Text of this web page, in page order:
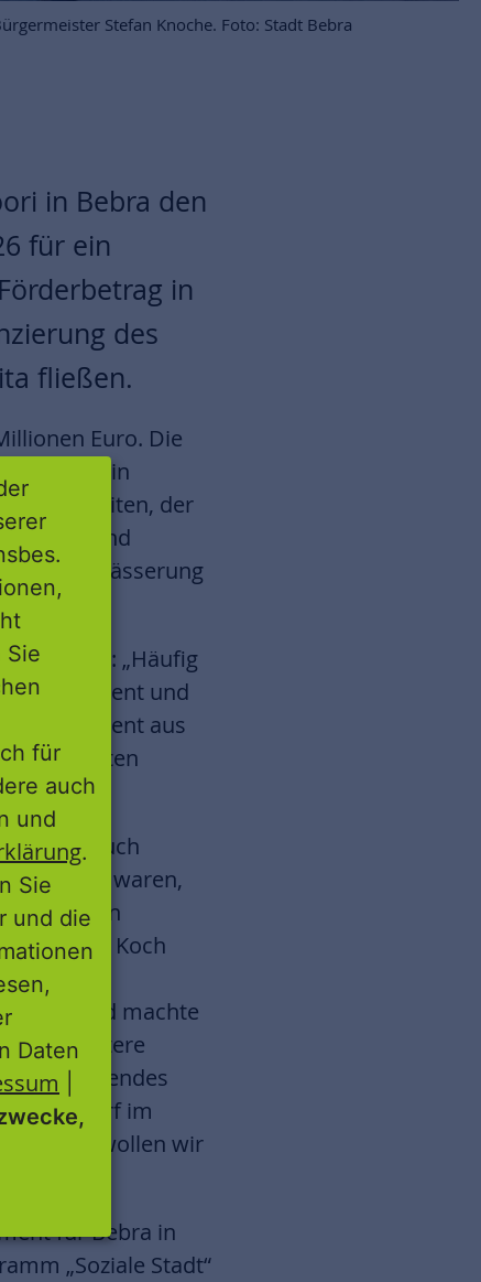
Stefan Knoche. Foto: Stadt Bebra
in Bebra den
für ein
in
des
fließen.
Euro. Die
wird in
der
Mauer- und
und Entwässerung
sei: „Häufig
Engagement und
Engagement aus
gesamten
dem auch
waren,
den
Stefanie Koch
und machte
weitere
Bedarf im
wollen wir
für Bebra in
„Soziale Stadt“
Sie
für
auch
und
.
Sie
und die
Daten